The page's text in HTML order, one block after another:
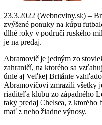
23.3.2022 (Webnoviny.sk) –
zvýšené ponuky na kúpu
dlhé roky v područí ruského
je na predaj.
Abramovič je jedným zo
zahraničí, na ktorého sa
únie aj Veľkej Británie
Abramovičovi zmrazili všetky
riaditeľa klubu zo západného
taký predaj Chelsea, z ktorého
mať z neho žiadne výnosy.